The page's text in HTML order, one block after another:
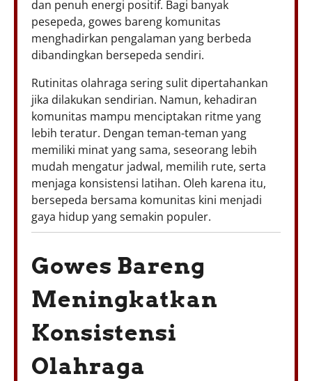
dan penuh energi positif. Bagi banyak
pesepeda, gowes bareng komunitas
menghadirkan pengalaman yang berbeda
dibandingkan bersepeda sendiri.
Rutinitas olahraga sering sulit dipertahankan
jika dilakukan sendirian. Namun, kehadiran
komunitas mampu menciptakan ritme yang
lebih teratur. Dengan teman-teman yang
memiliki minat yang sama, seseorang lebih
mudah mengatur jadwal, memilih rute, serta
menjaga konsistensi latihan. Oleh karena itu,
bersepeda bersama komunitas kini menjadi
gaya hidup yang semakin populer.
Gowes Bareng
Meningkatkan
Konsistensi
Olahraga